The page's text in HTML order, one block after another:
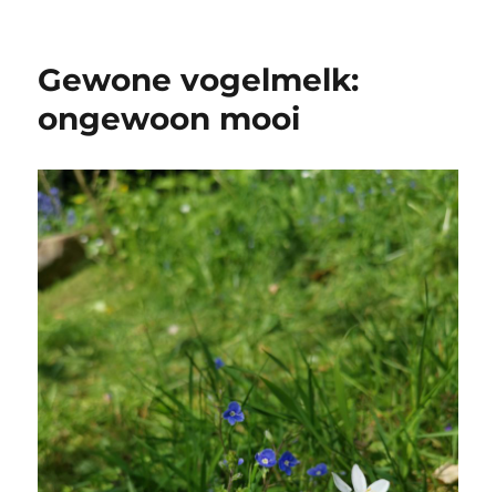
Gewone vogelmelk:
ongewoon mooi